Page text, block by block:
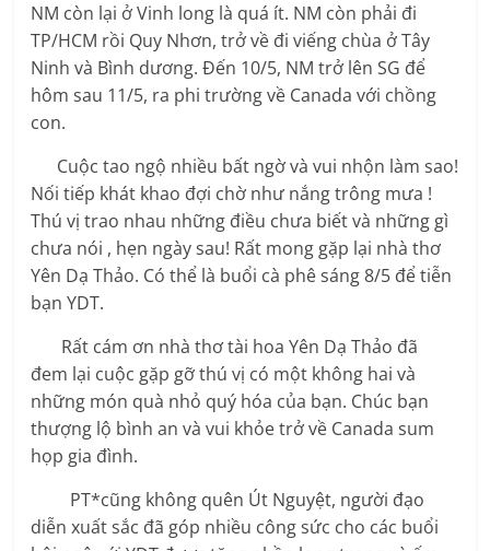
NM còn lại ở Vinh long là quá ít. NM còn phải đi
TP/HCM rồi Quy Nhơn, trở về đi viếng chùa ở Tây
Ninh và Bình dương. Đến 10/5, NM trở lên SG để
hôm sau 11/5, ra phi trường về Canada với chồng
con.
Cuộc tao ngộ nhiều bất ngờ và vui nhộn làm sao!
Nối tiếp khát khao đợi chờ như nắng trông mưa !
Thú vị trao nhau những điều chưa biết và những gì
chưa nói , hẹn ngày sau! Rất mong gặp lại nhà thơ
Yên Dạ Thảo. Có thể là buổi cà phê sáng 8/5 để tiễn
bạn YDT.
Rất cám ơn nhà thơ tài hoa Yên Dạ Thảo đã
đem lại cuộc gặp gỡ thú vị có một không hai và
những món quà nhỏ quý hóa của bạn. Chúc bạn
thượng lộ bình an và vui khỏe trở về Canada sum
họp gia đình.
PT*cũng không quên Út Nguyệt, người đạo
diễn xuất sắc đã góp nhiều công sức cho các buổi